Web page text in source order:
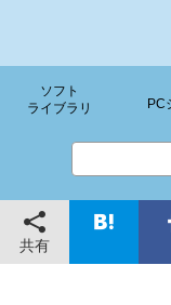
ソフト
ライブラリ
PC
共有